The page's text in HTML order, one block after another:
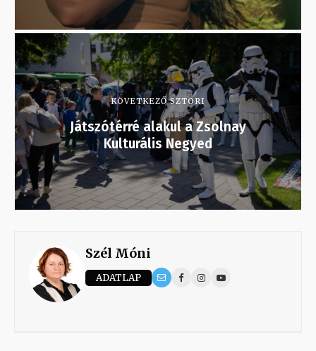
KÖVETKEZŐ SZTORI
Játszótérré alakul a Zsolnay
Kulturális Negyed
Szél Móni
ADATLAP